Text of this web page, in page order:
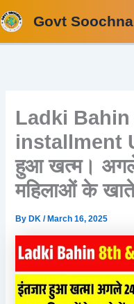
to
content
Govt Soochna
Ladki
installment
हुआ खत्म।
महिलाओं के
By DK/ March 16, 2025